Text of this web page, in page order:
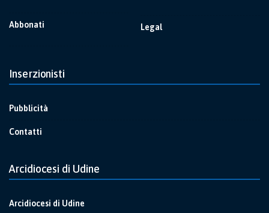
Abbonati Legal
Inserzionisti
Pubblicità
Contatti
Arcidiocesi di Udine
Arcidiocesi di Udine